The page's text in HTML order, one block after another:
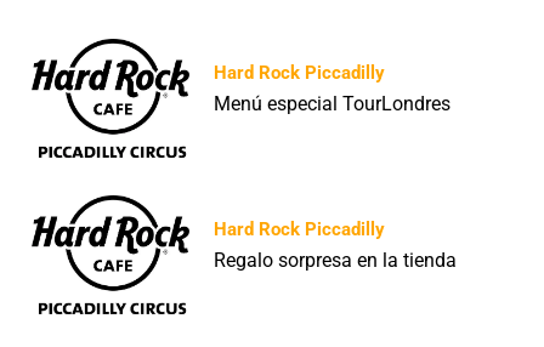
Hard Rock Piccadilly
Menú especial TourLondres
Hard Rock Piccadilly
Regalo sorpresa en la tienda